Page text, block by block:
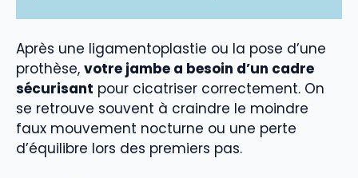
Après une ligamentoplastie ou la pose d’une
prothèse, votre jambe a besoin d’un cadre
sécurisant pour cicatriser correctement. On
se retrouve souvent à craindre le moindre
faux mouvement nocturne ou une perte
d’équilibre lors des premiers pas.